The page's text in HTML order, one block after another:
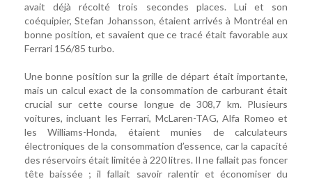
avait déjà récolté trois secondes places. Lui et son
coéquipier, Stefan Johansson, étaient arrivés à Montréal en
bonne position, et savaient que ce tracé était favorable aux
Ferrari 156/85 turbo.
Une bonne position sur la grille de départ était importante,
mais un calcul exact de la consommation de carburant était
crucial sur cette course longue de 308,7 km. Plusieurs
voitures, incluant les Ferrari, McLaren-TAG, Alfa Romeo et
les Williams-Honda, étaient munies de calculateurs
électroniques de la consommation d’essence, car la capacité
des réservoirs était limitée à 220 litres. Il ne fallait pas foncer
tête baissée ; il fallait savoir ralentir et économiser du